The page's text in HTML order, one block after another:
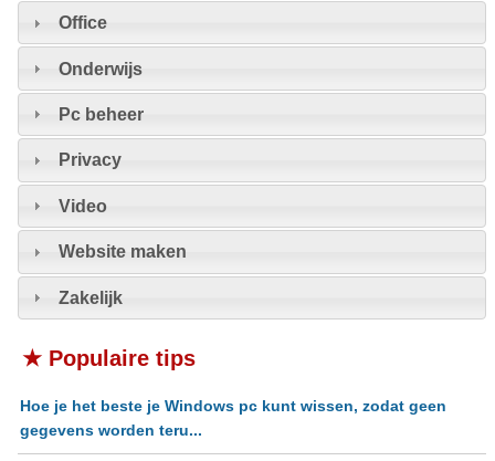
Office
Onderwijs
Pc beheer
Privacy
Video
Website maken
Zakelijk
★ Populaire tips
Hoe je het beste je Windows pc kunt wissen, zodat geen
gegevens worden teru...